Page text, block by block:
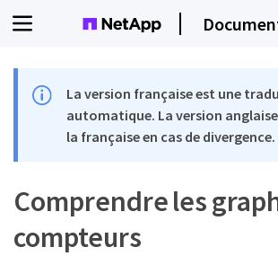
La version française est une
automatique. La version
la française en cas de divergence.
Comprendre les
compteurs